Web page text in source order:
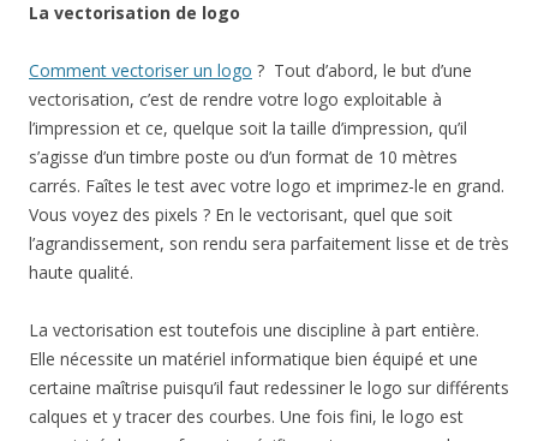
La vectorisation de logo
Comment vectoriser un logo ? Tout d’abord, le but d’une
vectorisation, c’est de rendre votre logo exploitable à
l’impression et ce, quelque soit la taille d’impression, qu’il
s’agisse d’un timbre poste ou d’un format de 10 mètres
carrés. Faîtes le test avec votre logo et imprimez-le en grand.
Vous voyez des pixels ? En le vectorisant, quel que soit
l’agrandissement, son rendu sera parfaitement lisse et de très
haute qualité.
La vectorisation est toutefois une discipline à part entière.
Elle nécessite un matériel informatique bien équipé et une
certaine maîtrise puisqu’il faut redessiner le logo sur différents
calques et y tracer des courbes. Une fois fini, le logo est